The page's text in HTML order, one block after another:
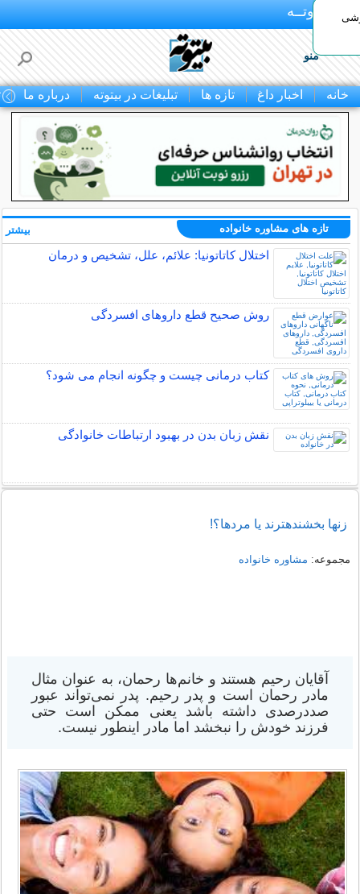
بـیتوتــه
منو
خانه اخبار داغ تازه ها تبلیغات در بیتوته درباره ما
تازه های مشاوره خانواده
اختلال کاتاتونیا: علائم، علل، تشخیص و درمان
روش صحیح قطع داروهای افسردگی
کتاب درمانی چیست و چگونه انجام می شود؟
نقش زبان بدن در بهبود ارتباطات خانوادگی
بیشتر
زن​ها بخشنده​ترند يا مردها؟!
مجموعه: مشاوره خانواده
آقایان رحیم هستند و خانم‌ها رحمان، به عنوان مثال
مادر رحمان است و پدر رحیم. پدر نمی‌تواند عبور
صددرصدی داشته باشد یعنی ممکن است حتی
فرزند خودش را نبخشد اما مادر اینطور نیست.